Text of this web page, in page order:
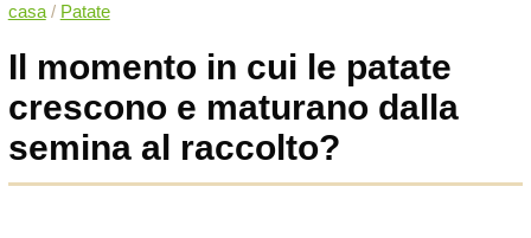
casa/ Patate
Il momento in cui le patate
crescono e maturano dalla
semina al raccolto?